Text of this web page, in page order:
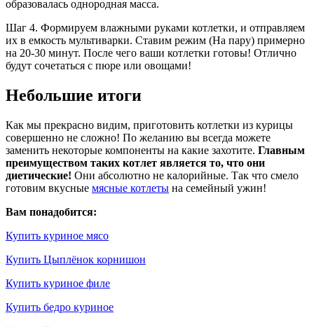
образовалась однородная масса.
Шаг 4. Формируем влажными руками котлетки, и отправляем
их в емкость мультиварки. Ставим режим (На пару) примерно
на 20-30 минут. После чего ваши котлетки готовы! Отлично
будут сочетаться с пюре или овощами!
Небольшие итоги
Как мы прекрасно видим, приготовить котлетки из курицы
совершенно не сложно! По желанию вы всегда можете
заменить некоторые компоненты на какие захотите. Главным
преимуществом таких котлет является то, что они
диетические! Они абсолютно не калорийные. Так что смело
готовим вкусные мясные котлеты на семейный ужин!
Вам понадобится:
Купить куриное мясо
Купить Цыплёнок корнишон
Купить куриное филе
Купить бедро куриное